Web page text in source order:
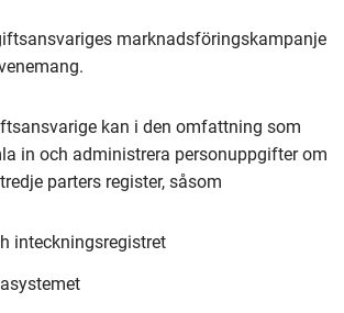
marknadsföringskampanje
kan i den omfattning som
in och administrera personuppgifter om
parters register, såsom
inteckningsregistret